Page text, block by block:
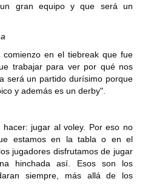
gran equipo y que será un
en el tiebreak que fue
trabajar para ver por qué nos
será un partido durísimo porque
y además es un derby".
jugar al voley. Por eso no
estamos en la tabla o en el
jugadores disfrutamos de jugar
hinchada así. Esos son los
siempre, más allá de los